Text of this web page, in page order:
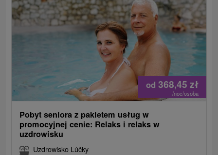
od 368,45 zł
/noc/osoba
Pobyt seniora z pakietem usług w
promocyjnej cenie: Relaks i relaks w
uzdrowisku
Uzdrowisko Lúčky